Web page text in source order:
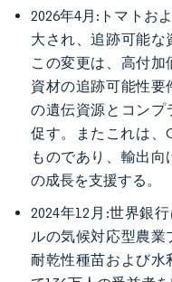
2026年4月:トマトお
大され、追跡可能な
この変更は、高付
資材の追跡可能性
の遺伝資源とコンプ
促す。またこれは、
ものであり、輸出
の成長を支援する。
2024年12月:世界銀
ルの気候対応型農業
耐乾性種苗および水